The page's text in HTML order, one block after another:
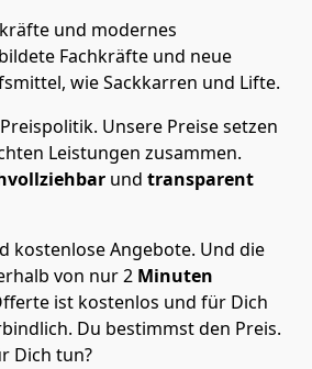
und modernes
Fachkräfte und neue
wie Sackkarren und Lifte.
Unsere Preise setzen
Leistungen zusammen.
und transparent
kostenlose Angebote. Und die
von nur2 Minuten
ist kostenlos und für Dich
Du bestimmst den Preis.
Dich tun?